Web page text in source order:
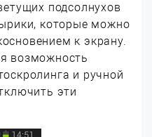
подсолнухов
которые можно
к экрану.
возможность
и ручной
эти